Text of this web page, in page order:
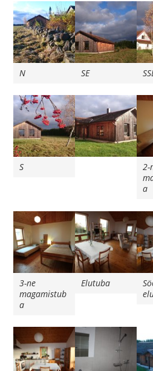
N SE
S
2-
a
3-ne
magamistub
a
Elutuba